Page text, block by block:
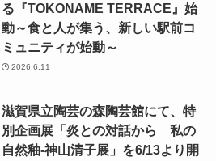
る『TOKONAME TERRACE』始
動～食と人が集う、新しい駅前コ
ミュニティが始動～
2026.6.11
滋賀県立陶芸の森陶芸館にて、特
別企画展「炎との対話から 私の
自然釉-神山清子展」を6/13より開